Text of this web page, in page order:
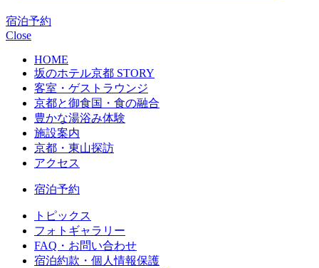
宿泊予約
Close
HOME
坂のホテル京都 STORY
客室・ゲストラウンジ
京都と御食国・食の融合
豊かな湯浴み体験
施設案内
京都・東山探訪
アクセス
宿泊予約
トピックス
フォトギャラリー
FAQ・お問い合わせ
宿泊約款・個人情報保護